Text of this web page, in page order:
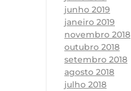
junho 2019
janeiro 2019
novembro 2018
outubro 2018
setembro 2018
agosto 2018
julho 2018